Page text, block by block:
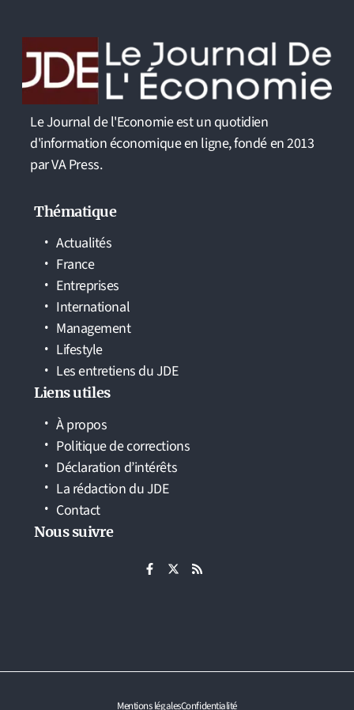
Le Journal de l'Economie est un quotidien
d'information économique en ligne, fondé en 2013
par VA Press.
Thématique
Actualités
France
Entreprises
International
Management
Lifestyle
Les entretiens du JDE
Liens utiles
À propos
Politique de corrections
Déclaration d’intérêts
La rédaction du JDE
Contact
Nous suivre
Mentions légalesConfidentialité